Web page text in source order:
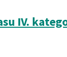
IV.